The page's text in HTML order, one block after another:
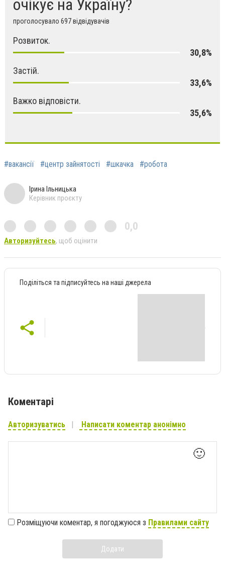
очікує на Україну?
проголосувало 697 відвідувачів
Розвиток.
30,8%
Застій.
33,6%
Важко відповісти.
35,6%
#вакансії #центр зайнятості #шкачка #робота
Ірина Ільницька
Керівник проєкту
0,0
Авторизуйтесь, щоб оцінити
Поділіться та підписуйтесь на наші джерела
Коментарі
Авторизуватись Написати коментар анонімно
🙂
Розміщуючи коментар, я погоджуюся з Правилами сайту
Додати